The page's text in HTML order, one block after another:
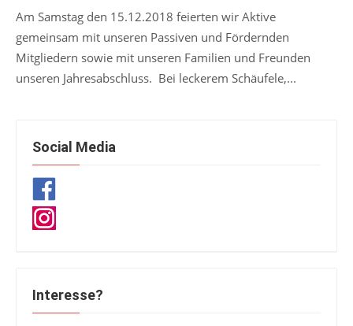
Am Samstag den 15.12.2018 feierten wir Aktive
gemeinsam mit unseren Passiven und Fördernden
Mitgliedern sowie mit unseren Familien und Freunden
unseren Jahresabschluss. Bei leckerem Schäufele,...
Social Media
Interesse?